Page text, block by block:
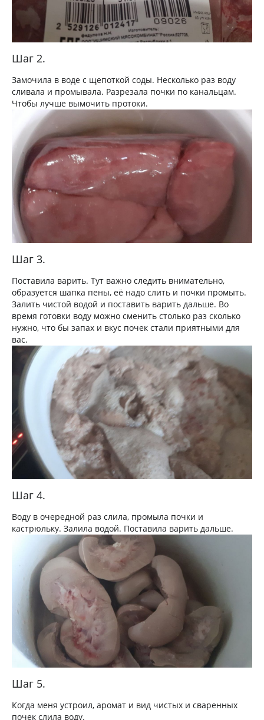
Шаг 2.
Замочила в воде с щепоткой соды. Несколько раз воду
сливала и промывала. Разрезала почки по канальцам.
Чтобы лучше вымочить протоки.
Шаг 3.
Поставила варить. Тут важно следить внимательно,
образуется шапка пены, её надо слить и почки промыть.
Залить чистой водой и поставить варить дальше. Во
время готовки воду можно сменить столько раз сколько
нужно, что бы запах и вкус почек стали приятными для
вас.
Шаг 4.
Воду в очередной раз слила, промыла почки и
кастрюльку. Залила водой. Поставила варить дальше.
Шаг 5.
Когда меня устроил, аромат и вид чистых и сваренных
почек слила воду.